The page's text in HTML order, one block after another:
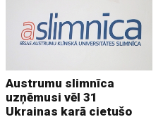
Austrumu slimnīca
uzņēmusi vēl 31
Ukrainas karā cietušo